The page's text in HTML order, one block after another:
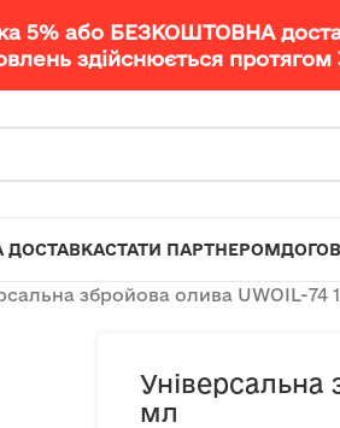
5% або БЕЗКОШТОВНА
здійснюється протягом
ДОСТАВКАСТАТИ ПАРТНЕРОМ
збройова олива UWOIL-74
Універсальна
мл